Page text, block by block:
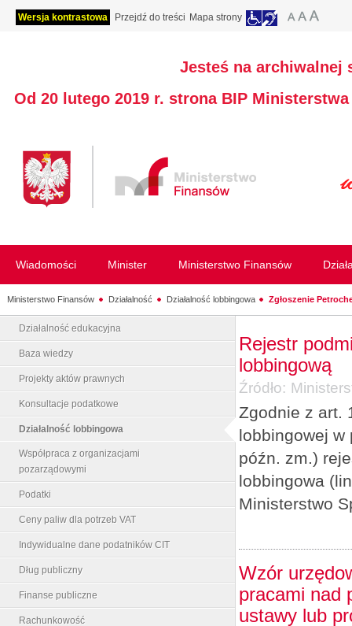
Wersja kontrastowa Przejdź do treści Mapa strony
Jesteś na archiwalnej
Od 20 lutego 2019 r. strona BIP
Wiadomości Minister Ministerstwo Finansów
Ministerstwo Finansów Działalność Działalność lobbingowa Zgłoszenie
Działalność edukacyjna
Baza wiedzy
Projekty aktów prawnych
Konsultacje podatkowe
Działalność lobbingowa
Współpraca z organizacjami
pozarządowymi
Podatki
Ceny paliw dla potrzeb VAT
Indywidualne dane podatników CIT
Dług publiczny
Finanse publiczne
Rachunkowość
Rejestr
lobbingową
Źródło:
Zgodnie z art.
lobbingowej w
późn. zm.)
lobbingowa
Ministerstwo
Wzór
pracami nad
ustawy lub